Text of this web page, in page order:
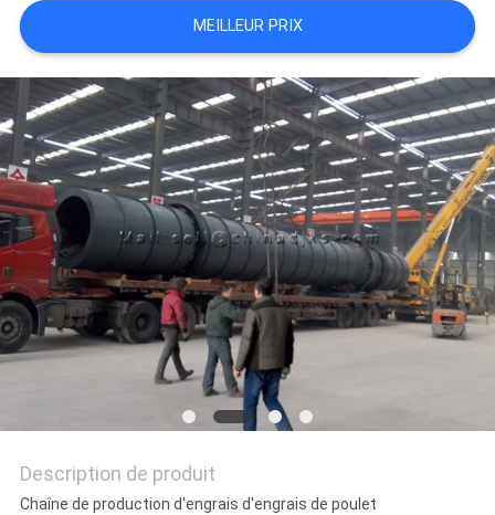
PLAN
DU
SITE
POLITIQUE
DE
CONFIDENTIALITÉ
MEILLEUR PRIX
Description de produit
Chaîne de production d'engrais d'engrais de poulet